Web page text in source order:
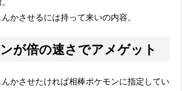
かさせるには持って来いの内容。
が倍の速さでアメゲット
かさせたければ相棒ポケモンに指定してい